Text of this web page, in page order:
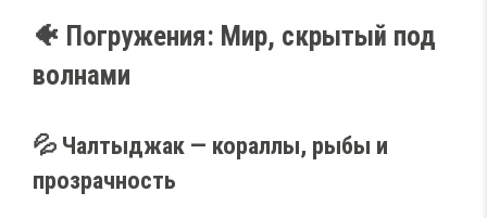
🐠 Погружения: Мир, скрытый под
волнами
💦 Чалтыджак — кораллы, рыбы и
прозрачность